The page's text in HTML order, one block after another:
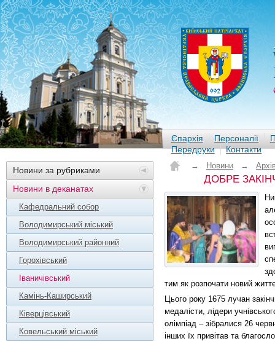
Єпархія Персоналії
Передруки
Контакти
Новини за рубриками
Новини в деканатах
Кафедральний собор
Володимирський міський
Володимирський районний
Горохівський
Іваничівський
Камінь-Каширський
Ківерцівський
Ковельський міський
→ Новини →
ДОБРЕ
тим як розпочати новий
Цього року 1675 лучан
медалісти, лідери
олімпіад – зібралися 26
інших їх привітав та